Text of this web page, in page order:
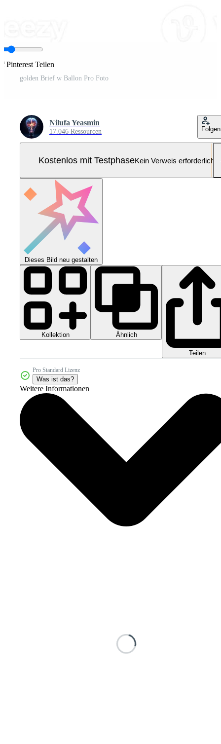
Pinterest Teilen
golden Brief w Ballon Pro Foto
Nilufa Yeasmin
17.046 Ressourcen Folgen
Kostenlos mit TestphaseKein Verweis erforderlich
Dieses Bild neu gestalten
Kollektion Ähnlich
Teilen
Pro Standard Lizenz
Was ist das?
Weitere Informationen